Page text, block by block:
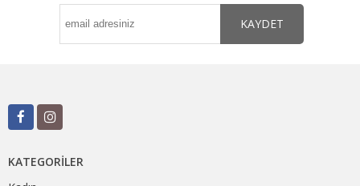
KAYDET
KATEGORILER